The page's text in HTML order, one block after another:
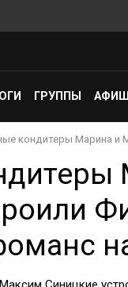
ГРУППЫ
кондитеры Марина и